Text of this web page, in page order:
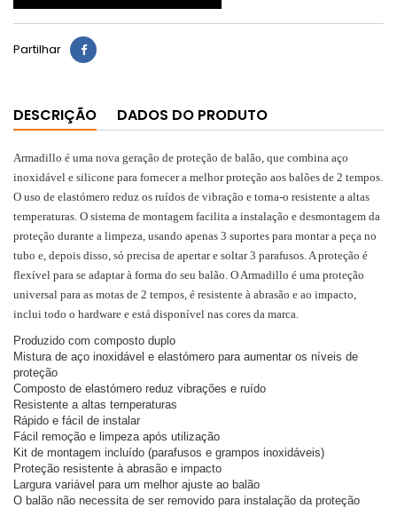
Partilhar
DESCRIÇÃO DADOS DO PRODUTO
Armadillo é uma nova geração de proteção de balão, que combina aço
inoxidável e silicone para fornecer a melhor proteção aos balões de 2 tempos.
O uso de elastómero reduz os ruídos de vibração e torna-o resistente a altas
temperaturas. O sistema de montagem facilita a instalação e desmontagem da
proteção durante a limpeza, usando apenas 3 suportes para montar a peça no
tubo e, depois disso, só precisa de apertar e soltar 3 parafusos. A proteção é
flexível para se adaptar à forma do seu balão. O Armadillo é uma proteção
universal para as motas de 2 tempos, é resistente à abrasão e ao impacto,
inclui todo o hardware e está disponível nas cores da marca.
Produzido com composto duplo
Mistura de aço inoxidável e elastómero para aumentar os níveis de
proteção
Composto de elastómero reduz vibrações e ruído
Resistente a altas temperaturas
Rápido e fácil de instalar
Fácil remoção e limpeza após utilização
Kit de montagem incluído (parafusos e grampos inoxidáveis)
Proteção resistente à abrasão e impacto
Largura variável para um melhor ajuste ao balão
O balão não necessita de ser removido para instalação da proteção